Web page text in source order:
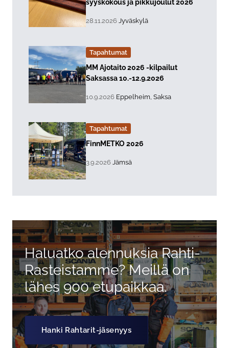
syyskokous ja pikkujoulut 2026
, Tapahtuman päiväys:
28.11.2026 Sijainti:
Jyväskylä
Tapahtumat
Lue lisää about event "
MM Ajotaito 2026 -kilpailut
Saksassa 10.-12.9.2026
, Tapahtuman päiväys:
10.9.2026 Sijainti:
Eppelheim, Saksa
Tapahtumat
Lue lisää about event "
FinnMETKO 2026
, Tapahtuman päiväys:
3.9.2026 Sijainti:
Jämsä
Haluatko alennuksia Rahti-
Rasteistamme? Meillä on
lähes 900 etupaikkaa.
Hanki Rahtarit-jäsenyys